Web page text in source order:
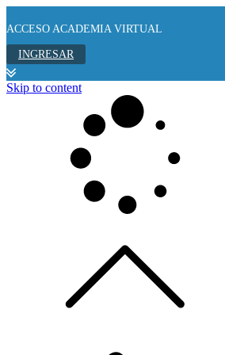
ACCESO ACADEMIA VIRTUAL
INGRESAR
Skip to content